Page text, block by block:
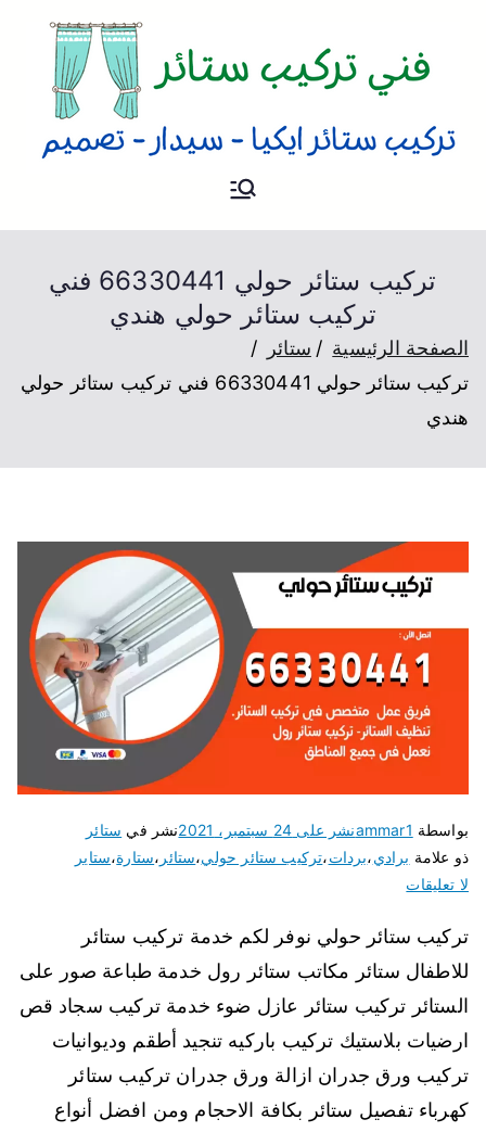
فني ستائر
تركيب ستائر حولي 66330441 فني
تركيب ستائر حولي هندي
الصفحة الرئيسية
ستائر
تركيب ستائر حولي 66330441 فني تركيب ستائر حولي
هندي
بواسطة ammar1نشر على 24 سبتمبر، 2021 نشر في ستائر
ذو علامة برادي،بردات،تركيب ستائر حولي،ستائر ،ستارة،ستاير
لا تعليقات
تركيب ستائر حولي نوفر لكم خدمة تركيب ستائر
للاطفال ستائر مكاتب ستائر رول خدمة طباعة صور على
الستائر تركيب ستائر عازل ضوء خدمة تركيب سجاد قص
ارضيات بلاستيك تركيب باركيه تنجيد أطقم وديوانيات
تركيب ورق جدران ازالة ورق جدران تركيب ستائر
كهرباء تفصيل ستائر بكافة الاحجام ومن افضل أنواع